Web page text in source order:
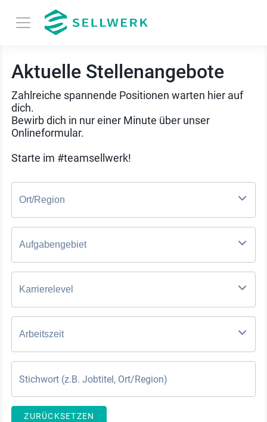
Aktuelle Stellenangebote
Zahlreiche spannende Positionen warten hier auf
dich.
Bewirb dich in nur einer Minute über unser
Onlineformular.
Starte im #teamsellwerk!
Ort/Region
Aufgabengebiet
Karrierelevel
Arbeitszeit
ZURÜCKSETZEN